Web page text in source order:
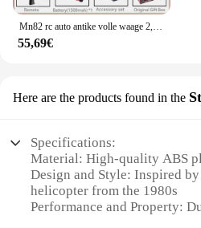
Mn82 rc auto antike volle waage 2,4g 4wd motor fernbedienung offroad pickup modell auto für jungen erwachsene geschenke
55,69€
Here are the products found in the
Specifications:
Material: High-quality ABS
Design and Style: Inspired
helicopter from the 1980s
Performance and Property: